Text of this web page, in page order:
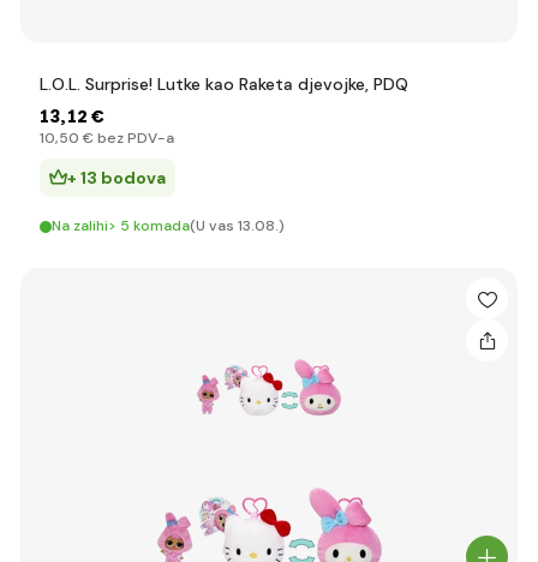
L.O.L. Surprise! Lutke kao Raketa djevojke, PDQ
13,12 €
10,50 € bez PDV-a
+ 13 bodova
Na zalihi> 5 komada(U vas 13.08.)